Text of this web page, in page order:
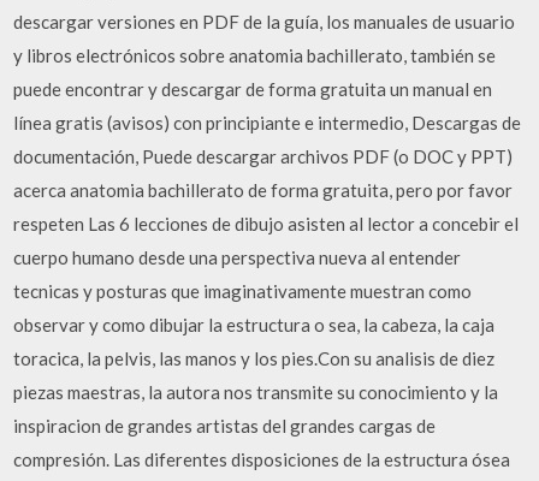
descargar versiones en PDF de la guía, los manuales de usuario
y libros electrónicos sobre anatomia bachillerato, también se
puede encontrar y descargar de forma gratuita un manual en
línea gratis (avisos) con principiante e intermedio, Descargas de
documentación, Puede descargar archivos PDF (o DOC y PPT)
acerca anatomia bachillerato de forma gratuita, pero por favor
respeten Las 6 lecciones de dibujo asisten al lector a concebir el
cuerpo humano desde una perspectiva nueva al entender
tecnicas y posturas que imaginativamente muestran como
observar y como dibujar la estructura o sea, la cabeza, la caja
toracica, la pelvis, las manos y los pies.Con su analisis de diez
piezas maestras, la autora nos transmite su conocimiento y la
inspiracion de grandes artistas del grandes cargas de
compresión. Las diferentes disposiciones de la estructura ósea